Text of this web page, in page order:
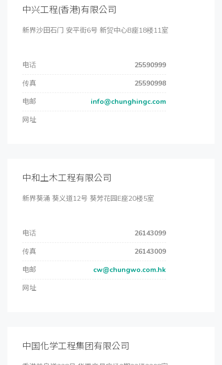
中兴工程(香港)有限公司
新界沙田石门 安平街6号 新贸中心B座18楼11室
电话
25590999
传真
25590998
电邮
info@chunghingc.com
网址
中和土木工程有限公司
新界葵涌 葵义道12号 葵芳花园E座20楼5室
电话
26143099
传真
26143009
电邮
cw@chungwo.com.hk
网址
中国化学工程集团有限公司